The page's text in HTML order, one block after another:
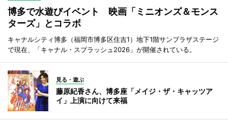
博多で水遊びイベント 映画「ミニオンズ＆モンス
ターズ」とコラボ
キャナルシティ博多（福岡市博多区住吉1）地下1階サンプラザステージ
で現在、「キャナル・スプラッシュ2026」が開催されている。
見る・遊ぶ
藤原紀香さん、博多座「メイジ・ザ・キャッツア
イ」上演に向けて来福